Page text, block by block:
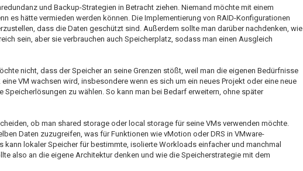
und Backup-Strategien in Betracht ziehen. Niemand möchte mit einem
es hätte vermieden werden können. Die Implementierung von RAID-Konfigurationen
dass die Daten geschützt sind. Außerdem sollte man darüber nachdenken, wie
sein, aber sie verbrauchen auch Speicherplatz, sodass man einen Ausgleich
nicht, dass der Speicher an seine Grenzen stößt, weil man die eigenen Bedürfnisse
VM wachsen wird, insbesondere wenn es sich um ein neues Projekt oder eine neue
zu wählen. So kann man bei Bedarf erweitern, ohne später
ob man shared storage oder local storage für seine VMs verwenden möchte.
Daten zuzugreifen, was für Funktionen wie vMotion oder DRS in VMware-
lokaler Speicher für bestimmte, isolierte Workloads einfacher und manchmal
also an die eigene Architektur denken und wie die Speicherstrategie mit dem